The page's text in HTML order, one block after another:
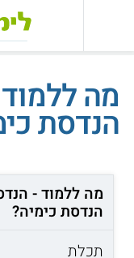
מה
הנדסת
מה ללמוד -
הנדסת כימיה?
תכלת